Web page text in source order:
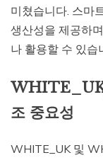
미쳤습니다. 스마
생산성을 제공하
나 활용할 수 있습
조 중요성
WHITE_UK 및